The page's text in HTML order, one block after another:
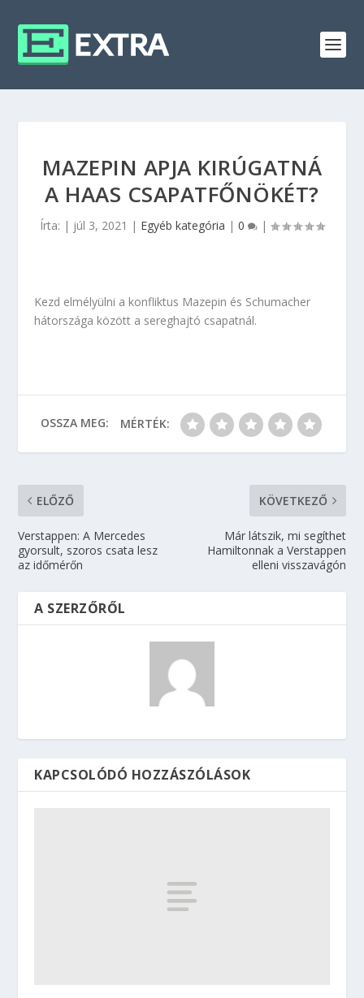
MAZEPIN APJA KIRÚGATNÁ
A HAAS CSAPATFŐNÖKÉT?
Írta: | júl 3, 2021 | Egyéb kategória | 0 |
Kezd elmélyülni a konfliktus Mazepin és Schumacher
hátországa között a sereghajtó csapatnál.
OSSZA MEG: MÉRTÉK:
ELŐZŐ
Verstappen: A Mercedes
gyorsult, szoros csata lesz
az időmérőn
KÖVETKEZŐ
Már látszik, mi segíthet
Hamiltonnak a Verstappen
elleni visszavágón
A SZERZŐRŐL
KAPCSOLÓDÓ HOZZÁSZÓLÁSOK